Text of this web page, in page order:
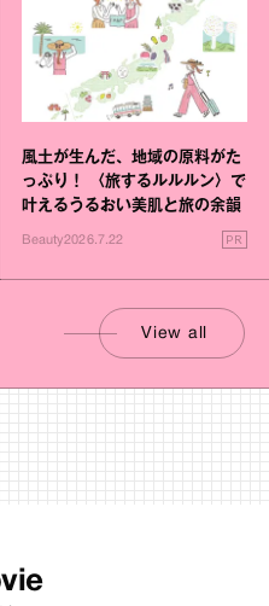
風土が生んだ、地域の原料がた
っぷり！ 〈旅するルルルン〉で
叶えるうるおい美肌と旅の余韻
Beauty2026.7.22 PR
View all